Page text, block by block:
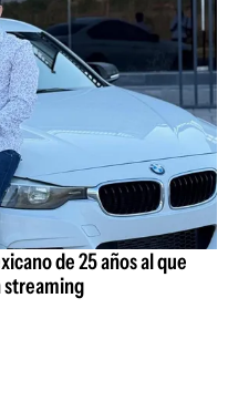
de 25 años al que
streaming